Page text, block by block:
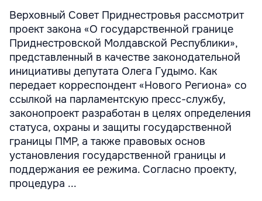
Верховный Совет Приднестровья рассмотрит
проект закона «О государственной границе
Приднестровской Молдавской Республики»,
представленный в качестве законодательной
инициативы депутата Олега Гудымо. Как
передает корреспондент «Нового Региона» со
ссылкой на парламентскую пресс-службу,
законопроект разработан в целях определения
статуса, охраны и защиты государственной
границы ПМР, а также правовых основ
установления государственной границы и
поддержания ее режима. Согласно проекту,
процедура ...